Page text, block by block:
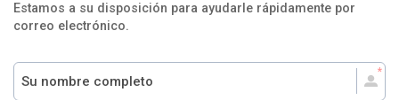
Estamos a su disposición para ayudarle rápidamente por
correo electrónico.